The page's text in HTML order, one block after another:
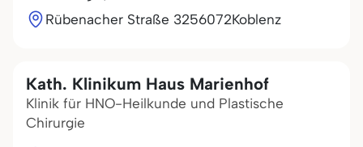
Rübenacher Straße 3256072Koblenz
Kath. Klinikum Haus Marienhof
Klinik für HNO-Heilkunde und Plastische
Chirurgie